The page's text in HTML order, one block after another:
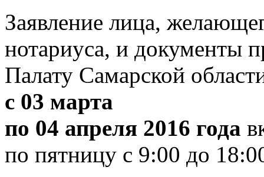
Заявление лица,
нотариуса, и документы
Палату Самарской
с 03 марта
по 04 апреля 2016 года
по пятницу с 9:00 до